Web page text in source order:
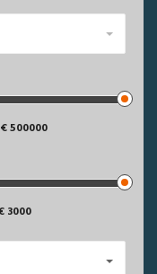
500000
3000